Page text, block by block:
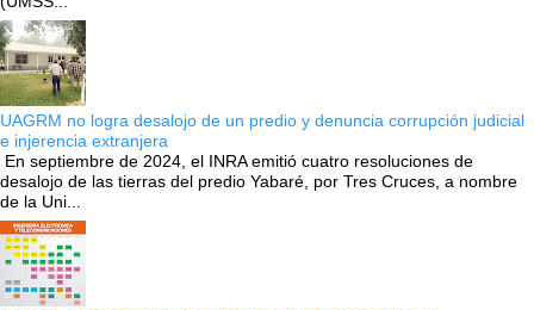
UAGRM no logra desalojo de un predio y denuncia corrupción judicial
e injerencia extranjera
En septiembre de 2024, el INRA emitió cuatro resoluciones de
desalojo de las tierras del predio Yabaré, por Tres Cruces, a nombre
de la Uni...